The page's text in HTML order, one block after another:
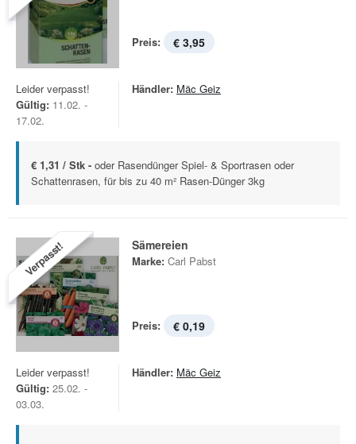
Preis: € 3,95
Leider verpasst!
Gültig: 11.02. -
17.02.
Händler: Mäc Geiz
€ 1,31 / Stk - oder Rasendünger Spiel- & Sportrasen oder
Schattenrasen, für bis zu 40 m² Rasen-Dünger 3kg
Verpasst! Sämereien
Marke: Carl Pabst
Preis: € 0,19
Leider verpasst!
Gültig: 25.02. -
03.03.
Händler: Mäc Geiz